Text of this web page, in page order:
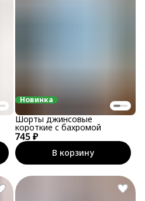
Новинка
745 ₽
Шорты джинсовые
короткие с бахромой
В корзину